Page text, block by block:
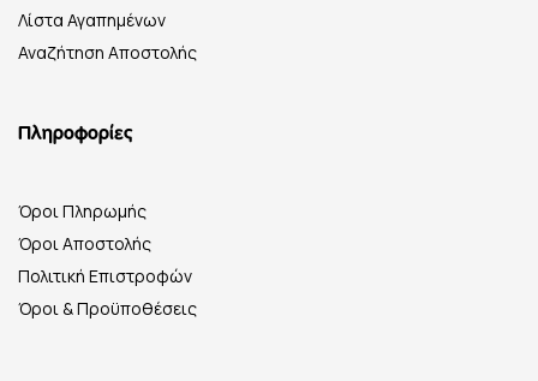
Λίστα Αγαπημένων
Αναζήτηση Αποστολής
Πληροφορίες
Όροι Πληρωμής
Όροι Αποστολής
Πολιτική Επιστροφών
Όροι & Προϋποθέσεις